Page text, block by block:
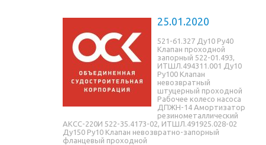
25.01.2020
521-61.327 Ду10 Ру40
Клапан проходной
запорный 522-01.493,
ИТШЛ.494311.001 Ду10
Ру100 Клапан
невозвратный
штуцерный проходной
Рабочее колесо насоса
ДПЖН-14 Амортизатор
резинометаллический
АКСС-220И 522-35.4173-02, ИТШЛ.491925.028-02
Ду150 Ру10 Клапан невозвратно-запорный
фланцевый проходной